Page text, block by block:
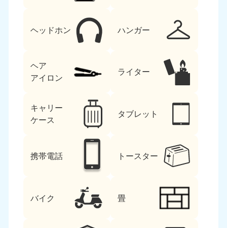
ヘッドホン ハンガー
ヘア
アイロン
ライター
キャリー
ケース
タブレット
携帯電話 トースター
バイク 畳